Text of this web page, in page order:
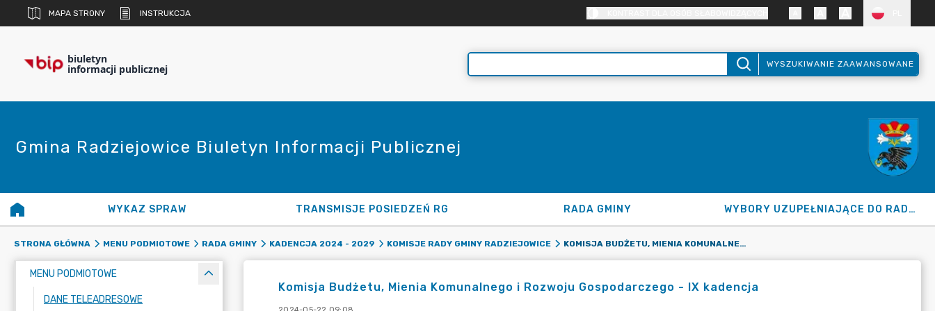
MAPA STRONY INSTRUKCJA
biuletyn
informacji publicznej WYSZUKIWANIE ZAAWANSOWANE
Gmina Radziejowice Biuletyn Informacji Publicznej
WYKAZ SPRAW TRANSMISJE POSIEDZEŃ RG RADA GMINY WYBORY UZUPEŁNIAJĄCE DO RADY GMINY 2026
STRONA GŁÓWNA MENU PODMIOTOWE RADA GMINY KADENCJA 2024 - 2029 KOMISJE RADY GMINY RADZIEJOWICE KOMISJA BUDŻETU, MIENIA KOMUNALNEGO I ROZWOJU GOSPODARCZEGO - IX KADENCJA
MENU PODMIOTOWE
DANE TELEADRESOWE
Komisja Budżetu, Mienia Komunalnego i Rozwoju Gospodarczego - IX kadencja